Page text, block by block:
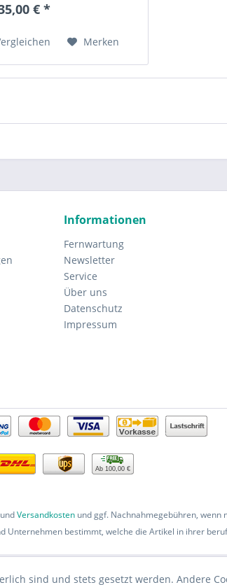
standard (67cm),
€ *
Merken
Informationen
Fernwartung
Newsletter
Service
Über uns
Datenschutz
Impressum
Ab 100,00 €
Versandkosten und ggf. Nachnahmegebühren, wenn
Unternehmen bestimmt, welche die Artikel in ihrer
sind und stets gesetzt werden. Andere